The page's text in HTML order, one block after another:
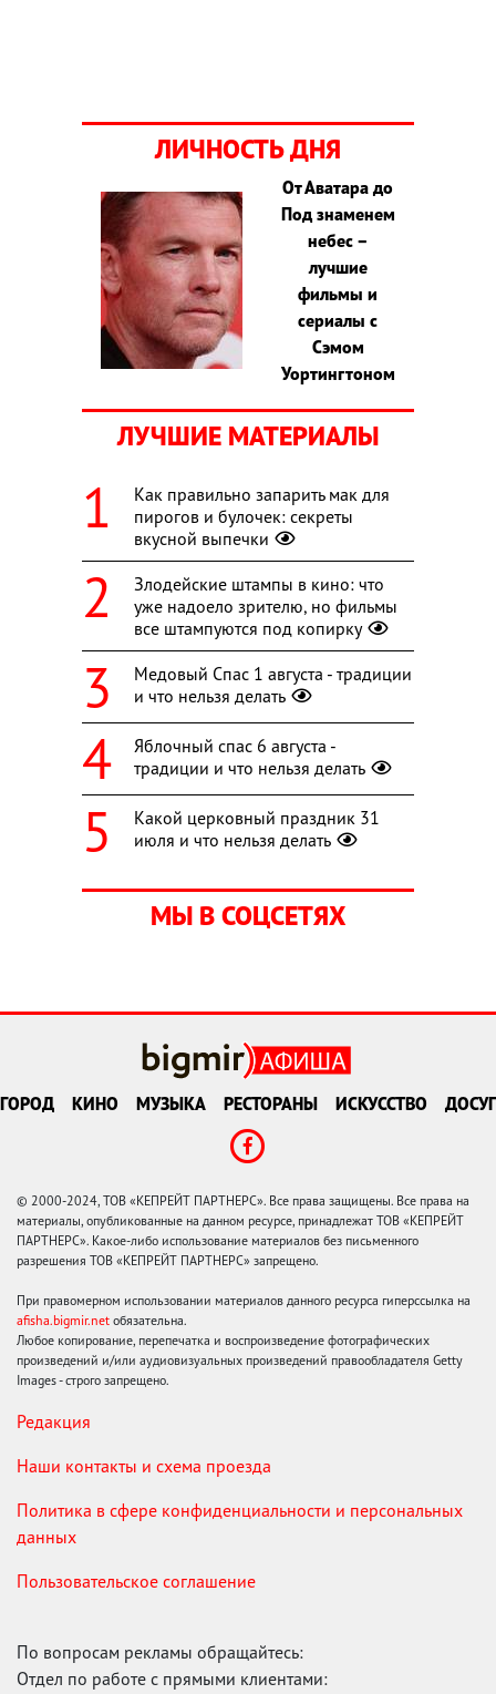
ЛИЧНОСТЬ ДНЯ
От Аватара до
Под знаменем
небес –
лучшие
фильмы и
сериалы с
Сэмом
Уортингтоном
ЛУЧШИЕ МАТЕРИАЛЫ
Как правильно запарить мак для
пирогов и булочек: секреты
вкусной выпечки
Злодейские штампы в кино: что
уже надоело зрителю, но фильмы
все штампуются под копирку
Медовый Спас 1 августа - традиции
и что нельзя делать
Яблочный спас 6 августа -
традиции и что нельзя делать
Какой церковный праздник 31
июля и что нельзя делать
МЫ В СОЦСЕТЯХ
ГОРОД КИНО МУЗЫКА РЕСТОРАНЫ ИСКУССТВО ДОСУГ
© 2000-2024, ТОВ «КЕПРЕЙТ ПАРТНЕРС». Все права защищены. Все права на
материалы, опубликованные на данном ресурсе, принадлежат ТОВ «КЕПРЕЙТ
ПАРТНЕРС». Какое-либо использование материалов без письменного
разрешения ТОВ «КЕПРЕЙТ ПАРТНЕРС» запрещено.
При правомерном использовании материалов данного ресурса гиперссылка на
afisha.bigmir.net обязательна.
Любое копирование, перепечатка и воспроизведение фотографических
произведений и/или аудиовизуальных произведений правообладателя Getty
Images - строго запрещено.
Редакция
Наши контакты и схема проезда
Политика в сфере конфиденциальности и персональных
данных
Пользовательское соглашение
По вопросам рекламы обращайтесь:
Отдел по работе с прямыми клиентами: